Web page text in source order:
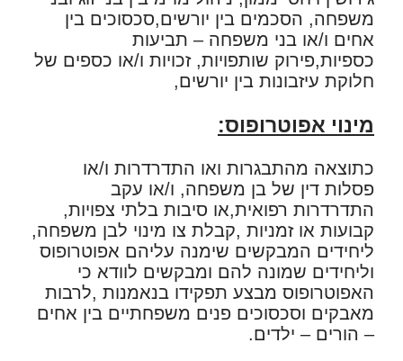
משפחה, הסכמים בין יורשים,סכסוכים בין
אחים ו/או בני משפחה – תביעות
כספיות,פירוק שותפויות, זכויות ו/או כספים של
חלוקת עיזבונות בין יורשים,
מינוי אפוטרופוס:
כתוצאה מהתבגרות ואו התדרדרות ו/או
פסלות דין של בן משפחה, ו/או עקב
התדרדרות רפואית,או סיבות בלתי צפויות,
קבועות או זמניות ,קבלת צו מינוי לבן משפחה,
ליחידים המבקשים שימנה עליהם אפוטרופוס
וליחידים שמונה להם ומבקשים לוודא כי
האפוטרופוס מבצע תפקידו בנאמנות ,לרבות
מאבקים וסכסוכים פנים משפחתיים בין אחים
– הורים – ילדים.